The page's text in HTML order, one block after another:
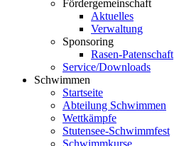
Fördergemeinschaft
Aktuelles
Verwaltung
Sponsoring
Rasen-Patenschaft
Service/Downloads
Schwimmen
Startseite
Abteilung Schwimmen
Wettkämpfe
Stutensee-Schwimmfest
Schwimmkurse